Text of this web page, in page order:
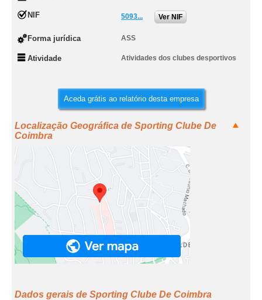
NIF 5093... Ver NIF
Forma jurídica ASS
Atividade Atividades dos clubes desportivos
Aceda grátis ao relatório desta empresa
Localização Geográfica de Sporting Clube De
Coimbra
Dados gerais de Sporting Clube De Coimbra